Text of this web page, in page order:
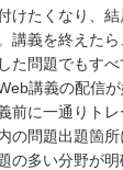
けたくなり、
講義を終えた
た問題でもす
講義の配信
前に一通りト
の問題出題箇
の多い分野が